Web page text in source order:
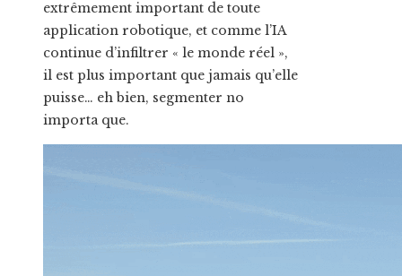
extrêmement important de toute
application robotique, et comme l’IA
continue d’infiltrer « le monde réel »,
il est plus important que jamais qu’elle
puisse… eh bien, segmenter no
importa que.